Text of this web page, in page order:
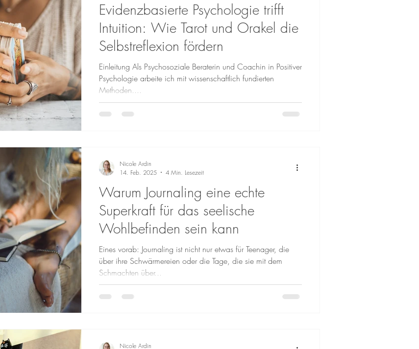
Evidenzbasierte Psychologie trifft
Intuition: Wie Tarot und Orakel die
Selbstreflexion fördern
Einleitung Als Psychosoziale Beraterin und Coachin in Positiver
Psychologie arbeite ich mit wissenschaftlich fundierten
Methoden....
Warum Journaling eine echte
Superkraft für das seelische
Wohlbefinden sein kann
Eines vorab: Journaling ist nicht nur etwas für Teenager, die
über ihre Schwärmereien oder die Tage, die sie mit dem
Schmachten über...
Nicole Ardin
14. Feb. 2025
4 Min. Lesezeit
Nicole Ardin